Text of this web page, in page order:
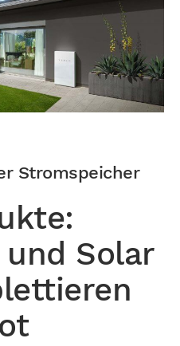
Stromspeicher
Solar